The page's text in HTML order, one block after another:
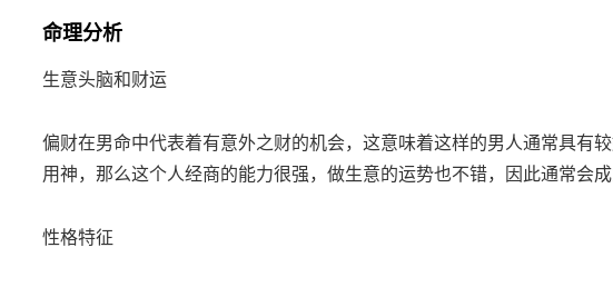
命理分析
生意头脑和财运
偏财在男命中代表着有意外之财的机会，这意味着这样的男人通常具有
用神，那么这个人经商的能力很强，做生意的运势也不错，因此通常会成
性格特征